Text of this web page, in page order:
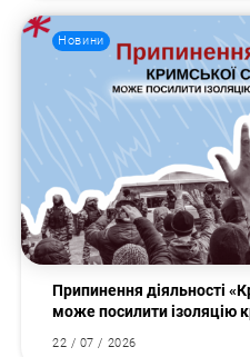
Пошук за
Новини
Припинення діяльності
може посилити ізоляцію
22 / 07 / 2026